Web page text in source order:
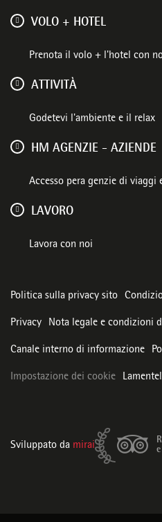
VOLO + HOTEL
Prenota il volo + l'hotel con
ATTIVITÀ
Godetevi l'ambiente e il relax
HM AGENZIE - AZIENDE
Accesso pera genzie di viaggi
LAVORO
Lavora con noi
Politica sulla privacy sito
Privacy Nota legale e condizioni
Canale interno di informazione
Impostazione dei cookie
Sviluppato da mirai